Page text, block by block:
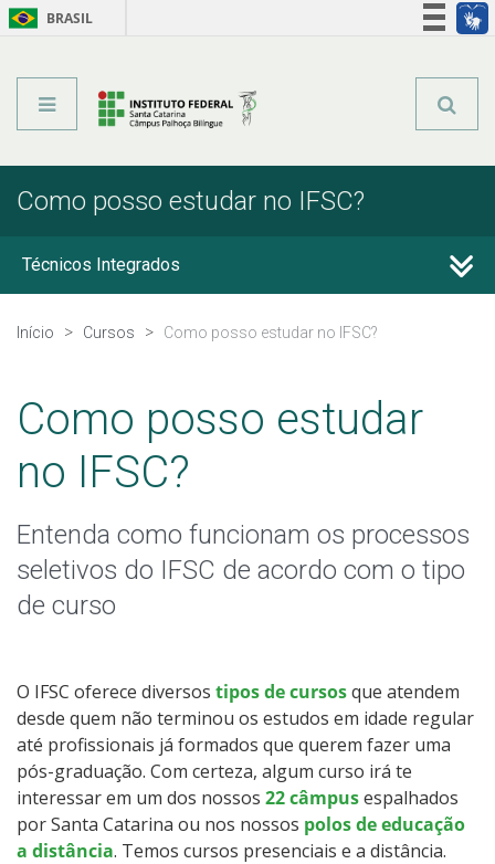
BRASIL
Como posso estudar no IFSC?
Técnicos Integrados
Qualificação Profissional e Idiomas
Graduação
Todos os cursos
Resultados
Resultados Vagas Remanescentes
Como posso estudar no IFSC?
Início Cursos Como posso estudar no IFSC?
Como posso estudar
no IFSC?
Entenda como funcionam os processos
seletivos do IFSC de acordo com o tipo
de curso
O IFSC oferece diversos tipos de cursosque atendem
desde quem não terminou os estudos em idade regular
até profissionais já formados que querem fazer uma
pós-graduação. Com certeza, algum curso irá te
interessar em um dos nossos 22 câmpusespalhados
por Santa Catarina ou nos nossos polos de educação
a distância. Temos cursos presenciais e a distância.